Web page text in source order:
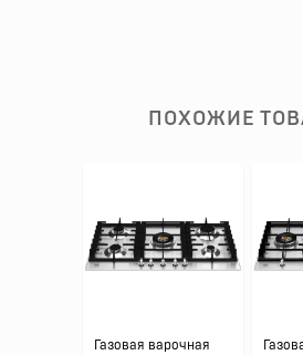
ПОХОЖИЕ
Газовая варочная